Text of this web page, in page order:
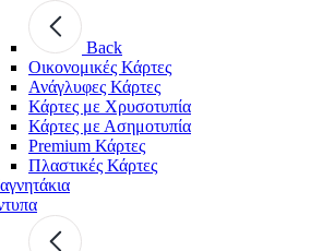
Back
Οικονομικές Κάρτες
Ανάγλυφες Κάρτες
Κάρτες με Χρυσοτυπία
Κάρτες με Ασημοτυπία
Premium Κάρτες
Πλαστικές Κάρτες